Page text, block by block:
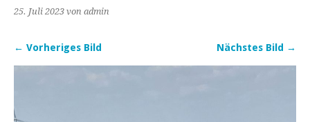
25. Juli 2023 von admin
← Vorheriges Bild Nächstes Bild →